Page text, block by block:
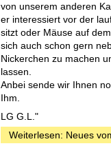
von unserem anderen
er interessiert vor der
sitzt oder Mäuse auf
sich auch schon gern
Nickerchen zu machen
lassen.
Anbei sende wir Ihnen
Ihm.
LG G.L."
Weiterlesen: Neues